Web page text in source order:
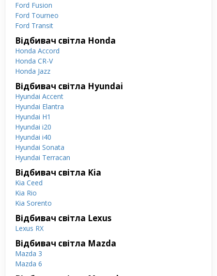
Ford Fusion
Ford Tourneo
Ford Transit
Відбивач світла Honda
Honda Accord
Honda CR-V
Honda Jazz
Відбивач світла Hyundai
Hyundai Accent
Hyundai Elantra
Hyundai H1
Hyundai i20
Hyundai i40
Hyundai Sonata
Hyundai Terracan
Відбивач світла Kia
Kia Ceed
Kia Rio
Kia Sorento
Відбивач світла Lexus
Lexus RX
Відбивач світла Mazda
Mazda 3
Mazda 6